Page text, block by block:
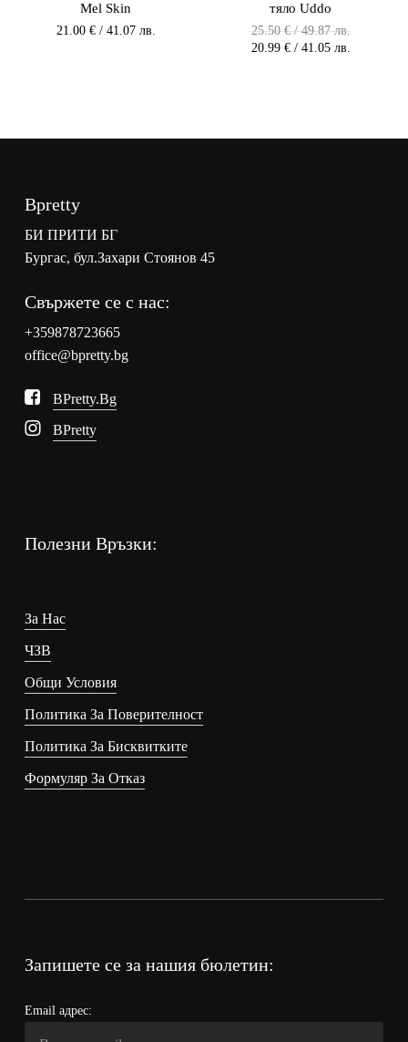
Mel Skin
21.00 €/ 41.07 лв.
тяло Uddo
25.50€/ 49.87 лв.Original
20.99 €/ 41.05 лв.
Bpretty
БИ ПРИТИ БГ
Бургас, бул.Захари Стоянов 45
Свържете се с нас:
+359878723665
office@bpretty.bg
BPretty.bg
BPretty
Полезни Връзки:
За Нас
ЧЗВ
Общи Условия
Политика За Поверителност
Политика За Бисквитките
Формуляр За Отказ
Запишете се за нашия бюлетин:
Email адрес: